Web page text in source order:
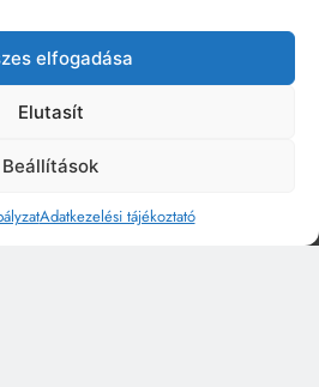
elfogadása
Elutasít
Beállítások
Adatkezelési tájékoztató